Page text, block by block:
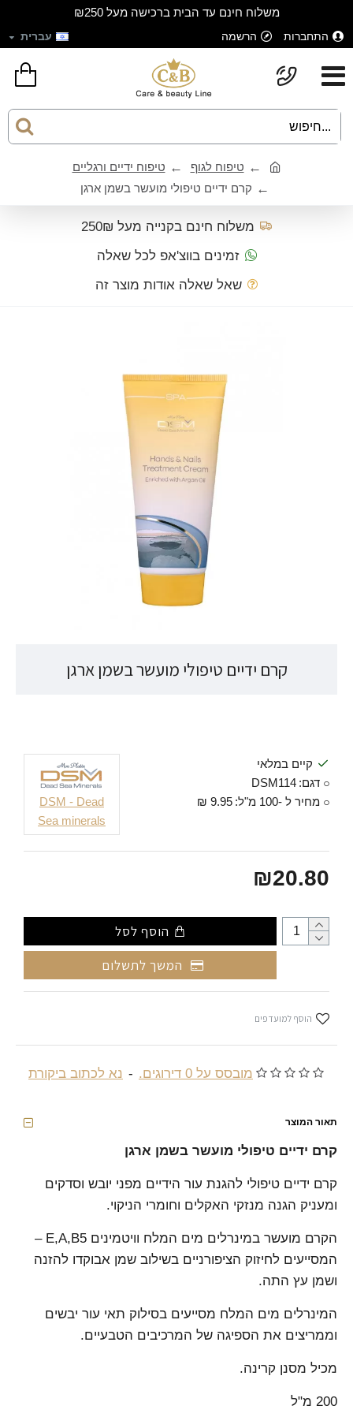
משלוח חינם עד הבית ברכישה מעל ₪250
התחברות הרשמה עברית
טיפוח לגוף
טיפוח ידיים ורגליים
קרם ידיים טיפולי מועשר בשמן ארגן
משלוח חינם בקנייה מעל 250₪
זמינים בווצ'אפ לכל שאלה
שאל שאלה אודות מוצר זה
קרם ידיים טיפולי מועשר בשמן ארגן
מובסס על 0 דירוגים. - נא לכתוב ביקורת
₪20.80
קיים במלאי
דגם: DSM114
מחיר ל -100 מ"ל:
9.95 ₪
DSM - Dead
Sea minerals
הוסף לסל
המשך לתשלום
הוסף למועדפים
תאור המוצר
קרם ידיים טיפולי מועשר בשמן ארגן
קרם ידיים טיפולי להגנת עור הידיים מפני יובש וסדקים
ומעניק הגנה מנזקי האקלים וחומרי הניקוי.
הקרם מועשר במינרלים מים המלח וויטמינים E,A,B5 –
המסייעים לחיזוק הציפורניים בשילוב שמן אבוקדו להזנה
ושמן עץ התה.
המינרלים מים המלח מסייעים בסילוק תאי עור יבשים
וממריצים את הספיגה של המרכיבים הטבעיים.
מכיל מסנן קרינה.
200 מ"ל